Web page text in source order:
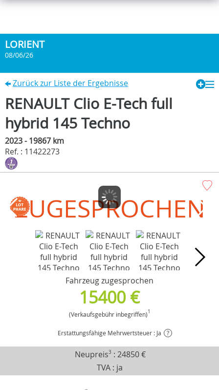
LORIENT
08/06/26
Zurück zur Liste der Ergebnisse
RENAULT Clio E-Tech full
hybrid 145 Techno
2023 - 19867 km
Ref. : 11422273
ZUGESPROCHEN
Fahrzeug zugesprochen
15400 €
(Verkaufsgebühr inbegriffen)1
Erstattungsfähige Mehrwertsteuer : Ja ?
Neupreis3 : 24850 €
TVA : ja